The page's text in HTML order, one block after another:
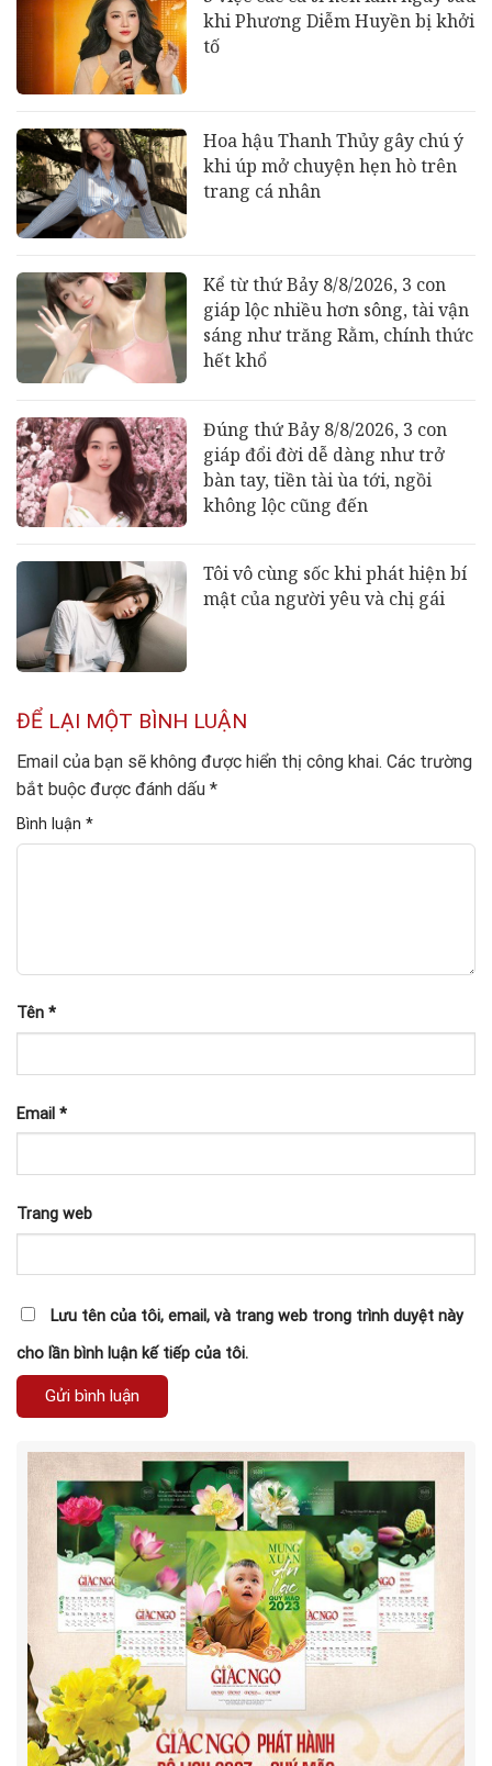
khi Phương Diễm Huyền bị khởi
tố
Hoa hậu Thanh Thủy gây chú ý
khi úp mở chuyện hẹn hò trên
trang cá nhân
Kể từ thứ Bảy 8/8/2026, 3 con
giáp lộc nhiều hơn sông, tài vận
sáng như trăng Rằm, chính thức
hết khổ
Đúng thứ Bảy 8/8/2026, 3 con
giáp đổi đời dễ dàng như trở
bàn tay, tiền tài ùa tới, ngồi
không lộc cũng đến
Tôi vô cùng sốc khi phát hiện bí
mật của người yêu và chị gái
ĐỂ LẠI MỘT BÌNH LUẬN
Email của bạn sẽ không được hiển thị công khai. Các trường
bắt buộc được đánh dấu *
Bình luận *
Tên *
Email *
Trang web
Lưu tên của tôi, email, và trang web trong trình duyệt này
cho lần bình luận kế tiếp của tôi.